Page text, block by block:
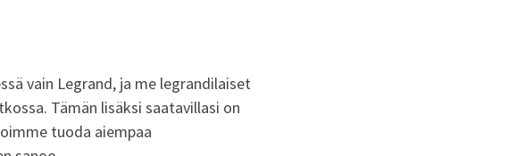
vain Legrand, ja me legrandilaiset
Tämän lisäksi saatavillasi on
tuoda aiempaa